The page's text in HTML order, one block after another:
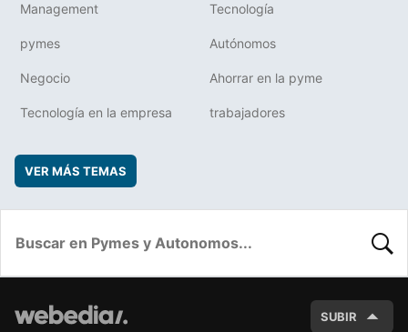
Management Tecnología
pymes Autónomos
Negocio Ahorrar en la pyme
Tecnología en la empresa trabajadores
VER MÁS TEMAS
SUBIR